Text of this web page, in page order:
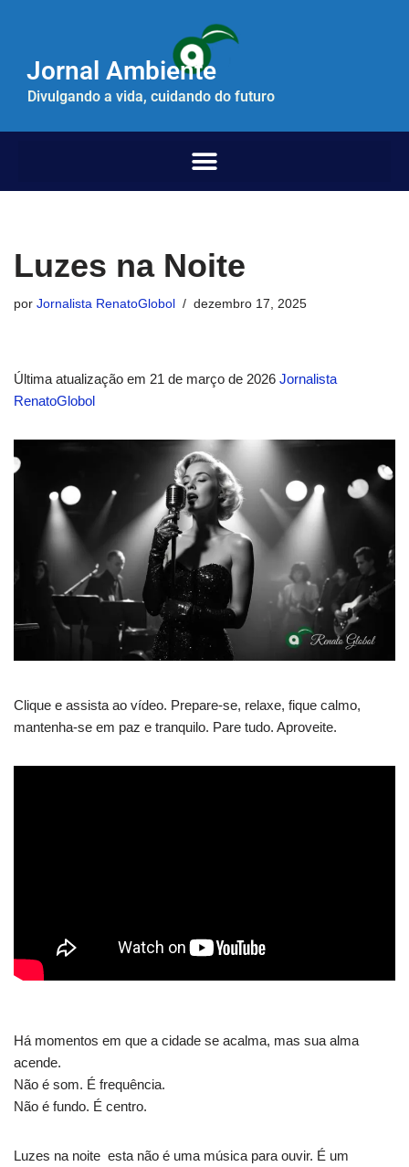
paraJornal Ambiente
Divulgando a vida, cuidando do futuro
Luzes na Noite
por Jornalista RenatoGlobol dezembro 17, 2025
Última atualização em 21 de março de 2026 Jornalista
RenatoGlobol
Clique e assista ao vídeo. Prepare-se, relaxe, fique calmo,
mantenha-se em paz e tranquilo. Pare tudo. Aproveite.
Há momentos em que a cidade se acalma, mas sua alma
acende.
Não é som. É frequência.
Não é fundo. É centro.
Luzes na noite esta não é uma música para ouvir. É um